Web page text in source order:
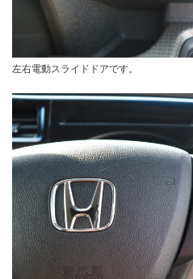
左右電動スライドドアです。